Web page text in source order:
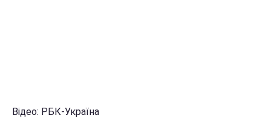
Відео: РБК-Україна